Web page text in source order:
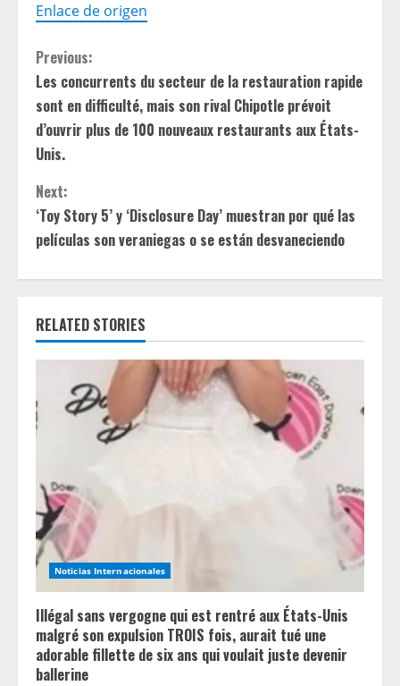
Enlace de origen
C
o
n
t
i
n
u
e
R
e
a
d
i
n
g
Previous:
Les concurrents du secteur de la restauration rapide
sont en difficulté, mais son rival Chipotle prévoit
d’ouvrir plus de 100 nouveaux restaurants aux États-
Unis.
Next:
‘Toy Story 5’ y ‘Disclosure Day’ muestran por qué las
películas son veraniegas o se están desvaneciendo
RELATED STORIES
Noticias Internacionales
Illégal sans vergogne qui est rentré aux États-Unis
malgré son expulsion TROIS fois, aurait tué une
adorable fillette de six ans qui voulait juste devenir
ballerine